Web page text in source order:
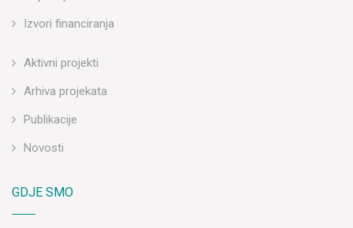
Izvori financiranja
Aktivni projekti
Arhiva projekata
Publikacije
Novosti
GDJE SMO